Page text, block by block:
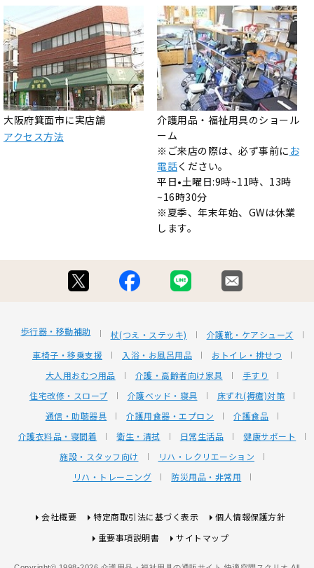
大阪府箕面市に実店舗
アクセス方法
介護用品・福祉用具のショール
ーム
※ご来店の際は、必ず事前に お
電話ください。
平日•土曜日:9時~11時、13時
~16時30分
※夏季、年末年始、GWは休業
します。
歩行器・移動補助 杖(つえ・ステッキ)
介護靴・ケアシューズ
車椅子・移乗支援
入浴・お風呂用品
おトイレ・排せつ
大人用おむつ用品
介護・高齢者向け家具
手すり
住宅改修・スロープ
介護ベッド・寝具
床ずれ(褥瘡)対策
通信・助聴器具
介護用食器・エプロン
介護食品
介護衣料品・寝間着
衛生・清拭 日常生活品
健康サポート
施設・スタッフ向け
リハ・レクリエーション
リハ・トレーニング
防災用品・非常用
会社概要 特定商取引法に基づく表示
個人情報保護方針
重要事項説明書
サイトマップ